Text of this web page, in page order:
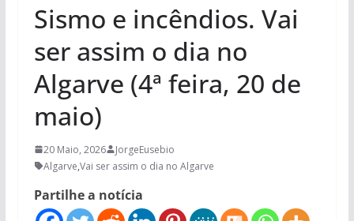
Sismo e incêndios. Vai
ser assim o dia no
Algarve (4ª feira, 20 de
maio)
20 Maio, 2026
JorgeEusebio
Algarve,Vai ser assim o dia no Algarve
Partilhe a notícia